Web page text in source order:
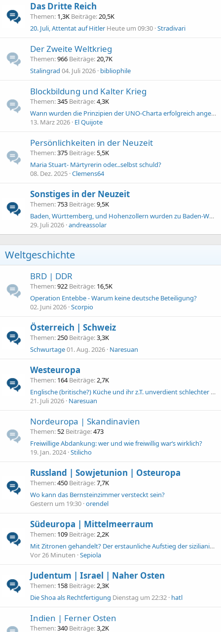
Das Dritte Reich
Themen 1,3K Beiträge 20,5K
20. Juli, Attentat auf Hitler Heute um 09:30 Stradivari
Der Zweite Weltkrieg
Themen 966 Beiträge 20,7K
Stalingrad 04. Juli 2026 bibliophile
Blockbildung und Kalter Krieg
Themen 345 Beiträge 4,3K
Wann wurden die Prinzipien der UNO-Charta erfolgreich angewendet?
13. März 2026 El Quijote
Persönlichkeiten in der Neuzeit
Themen 375 Beiträge 5,5K
Maria Stuart- Märtyrerin oder...selbst schuld?
08. Dez. 2025 Clemens64
Sonstiges in der Neuzeit
Themen 753 Beiträge 9,5K
Baden, Württemberg, und Hohenzollern wurden zu Baden-Württemberg
29. Juli 2026 andreassolar
Weltgeschichte
BRD | DDR
Themen 922 Beiträge 16,5K
Operation Entebbe - Warum keine deutsche Beteiligung?
02. Juni 2026 Scorpio
Österreich | Schweiz
Themen 250 Beiträge 3,3K
Schwurtage01. Aug. 2026 Naresuan
Westeuropa
Themen 164 Beiträge 2,7K
Englische (britische?) Küche und ihr z.T. unverdient schlechter Ruf
21. Juli 2026 Naresuan
Nordeuropa | Skandinavien
Themen 52 Beiträge 473
Freiwillige Abdankung: wer und wie freiwillig war‘s wirklich?
19. Jan. 2024 Stilicho
Russland | Sowjetunion | Osteuropa
Themen 450 Beiträge 7,7K
Wo kann das Bernsteinzimmer versteckt sein?
Gestern um 19:30 orendel
Südeuropa | Mittelmeerraum
Themen 109 Beiträge 2,2K
Mit Zitronen gehandelt? Der erstaunliche Aufstieg der sizilianischen Mafia und die Zitrone
Vor 26 Minuten Sepiola
Judentum | Israel | Naher Osten
Themen 158 Beiträge 2,3K
Die Shoa als Rechtfertigung Dienstag um 22:32 hatl
Indien | Ferner Osten
Themen 340 Beiträge 3,2K